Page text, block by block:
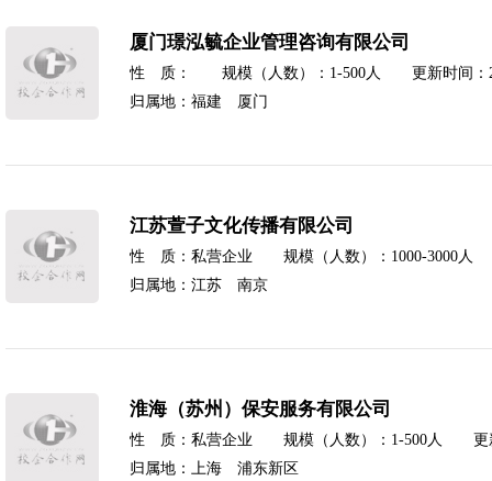
厦门璟泓毓企业管理咨询有限公司
性 质： 规模（人数）：1-500人 更新时间：
归属地：福建 厦门
江苏萱子文化传播有限公司
性 质：私营企业 规模（人数）：1000-3000人
归属地：江苏 南京
淮海（苏州）保安服务有限公司
性 质：私营企业 规模（人数）：1-500人 更
归属地：上海 浦东新区